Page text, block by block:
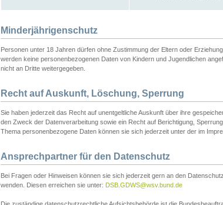
Minderjährigenschutz
Personen unter 18 Jahren dürfen ohne Zustimmung der Eltern oder
werden keine personenbezogenen Daten von Kindern und Jugendlichen
nicht an Dritte weitergegeben.
Recht auf Auskunft, Löschung, Sperrung
Sie haben jederzeit das Recht auf unentgeltliche Auskunft über ihre
den Zweck der Datenverarbeitung sowie ein Recht auf Berichtigung,
Thema personenbezogene Daten können sie sich jederzeit unter der im
Ansprechpartner für den Datenschutz
Bei Fragen oder Hinweisen können sie sich jederzeit gern an den
wenden. Diesen erreichen sie unter: DSB.GDWS@wsv.bund.de